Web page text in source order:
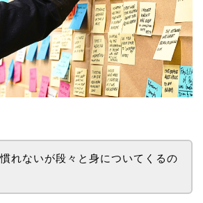
れないが段々と身についてくるの